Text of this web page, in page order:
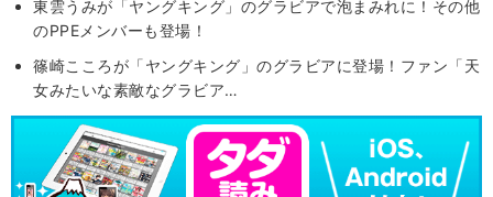
東雲うみが「ヤングキング」のグラビアで泡まみれに！その他
のPPEメンバーも登場！
篠崎こころが「ヤングキング」のグラビアに登場！ファン「天
女みたいな素敵なグラビア…